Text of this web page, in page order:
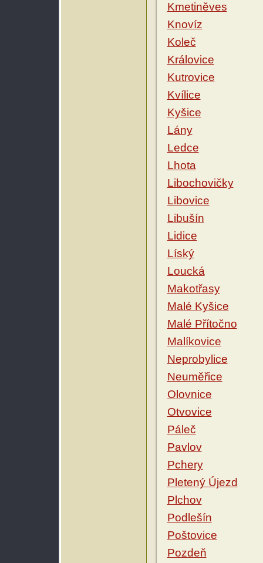
Kmetiněves
Knovíz
Koleč
Královice
Kutrovice
Kvílice
Kyšice
Lány
Ledce
Lhota
Libochovičky
Libovice
Libušín
Lidice
Líský
Loucká
Makotřasy
Malé Kyšice
Malé Přítočno
Malíkovice
Neprobylice
Neuměřice
Olovnice
Otvovice
Páleč
Pavlov
Pchery
Pletený Újezd
Plchov
Podlešín
Poštovice
Pozdeň